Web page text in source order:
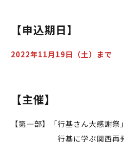
【申込期日】
2022年11月19日（土）まで
【主催】
【第一部】「行基さん大感謝祭
行基に学ぶ関西再発見